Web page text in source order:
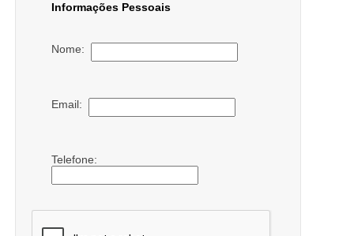
Informações Pessoais
Nome:
Email:
Telefone: